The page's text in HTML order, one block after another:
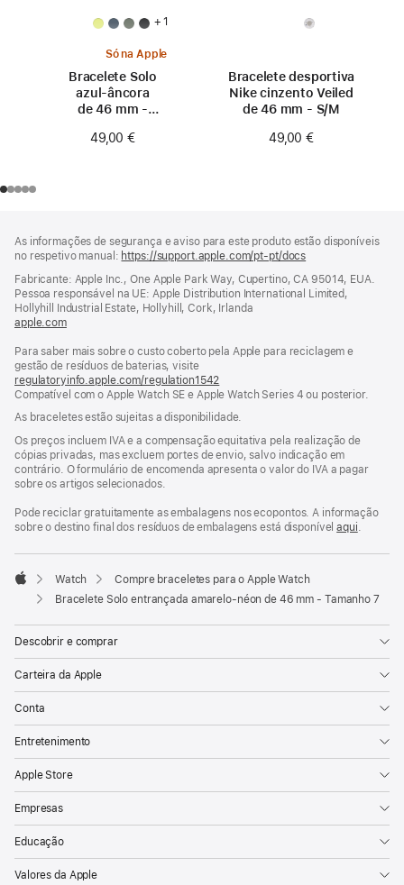
+ 1
Só na Apple
Bracelete Solo
azul‑âncora
de 46 mm -
49,00 €
Bracelete desportiva
Nike cinzento Veiled
de 46 mm - S/M
49,00 €
de
rodapé
As informações de segurança e aviso para este produto estão disponíveis
no respetivo manual: https://support.apple.com/pt-pt/docs
nova
janela)
Fabricante: Apple Inc., One Apple Park Way, Cupertino, CA 95014, EUA.
Pessoa responsável na UE: Apple Distribution International Limited,
Hollyhill Industrial Estate, Hollyhill, Cork, Irlanda
apple.com(abre
nova
janela)
Para saber mais sobre o custo coberto pela Apple para reciclagem e
gestão de resíduos de baterias, visite
regulatoryinfo.apple.com/regulation1542
numa
nova
janela)
Compatível com o Apple Watch SE e Apple Watch Series 4 ou posterior.
As braceletes estão sujeitas a disponibilidade.
Os preços incluem IVA e a compensação equitativa pela realização de
cópias privadas, mas excluem portes de envio, salvo indicação em
contrário. O formulário de encomenda apresenta o valor do IVA a pagar
sobre os artigos selecionados.
Pode reciclar gratuitamente as embalagens nos ecopontos. A informação
sobre o destino final dos resíduos de embalagens está disponívelaqui.
Apple
Watch
Compre braceletes para o Apple Watch
Bracelete Solo entrançada amarelo‑néon de 46 mm - Tamanho 7
Descobrir e comprar
Carteira da Apple
Conta
Entretenimento
Apple Store
Empresas
Educação
Valores da Apple